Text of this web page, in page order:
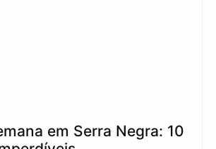
em Serra Negra: 10